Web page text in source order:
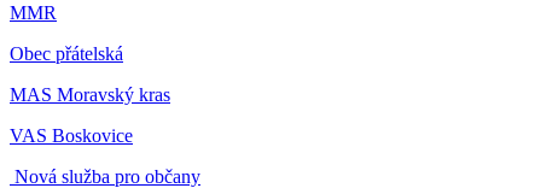
MMR
Obec přátelská
MAS Moravský kras
VAS Boskovice
Nová služba pro občany